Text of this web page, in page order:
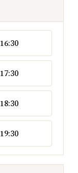
16:30
17:30
18:30
19:30